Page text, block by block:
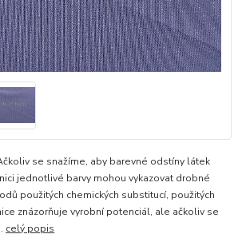
se snažíme, aby barevné odstíny látek
jednotlivé barvy mohou vykazovat drobné
použitých chemických substitucí, použitých
znázorňuje vyrobní potenciál, ale ačkoliv se
celý popis